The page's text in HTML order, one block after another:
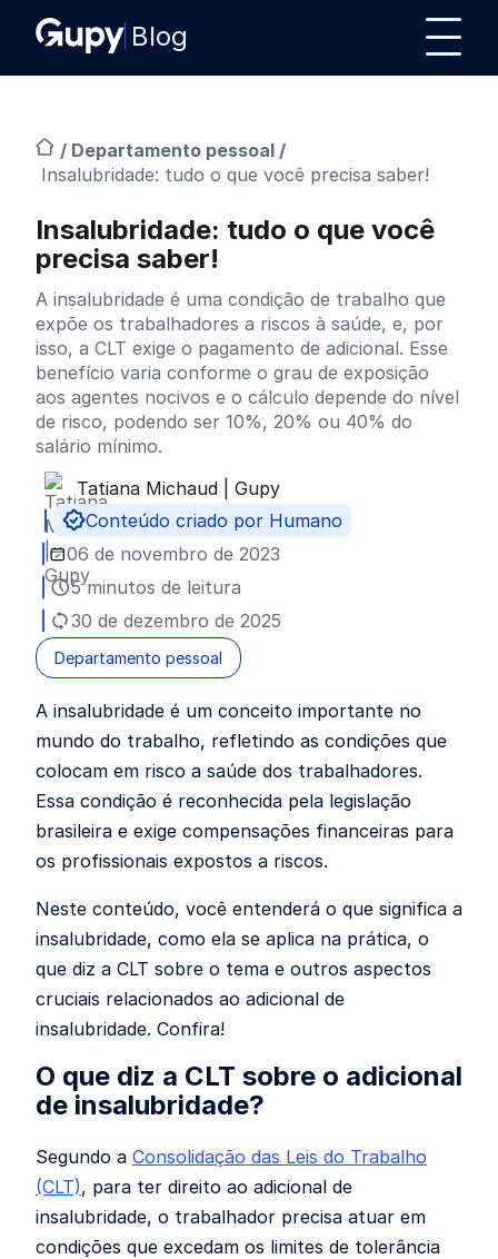
Blog
/ Departamento pessoal /
Insalubridade: tudo o que você precisa saber!
Insalubridade: tudo o que você
precisa saber!
A insalubridade é uma condição de trabalho que
expõe os trabalhadores a riscos à saúde, e, por
isso, a CLT exige o pagamento de adicional. Esse
benefício varia conforme o grau de exposição
aos agentes nocivos e o cálculo depende do nível
de risco, podendo ser 10%, 20% ou 40% do
salário mínimo.
Publicado por
Tatiana Michaud | Gupy
Conteúdo criado por Humano
06 de novembro de 2023
5 minutos de leitura
30 de dezembro de 2025
Departamento pessoal
A insalubridade é um conceito importante no
mundo do trabalho, refletindo as condições que
colocam em risco a saúde dos trabalhadores.
Essa condição é reconhecida pela legislação
brasileira e exige compensações financeiras para
os profissionais expostos a riscos.
Neste conteúdo, você entenderá o que significa a
insalubridade, como ela se aplica na prática, o
que diz a CLT sobre o tema e outros aspectos
cruciais relacionados ao adicional de
insalubridade. Confira!
O que diz a CLT sobre o adicional
de insalubridade?
Segundo a Consolidação das Leis do Trabalho
(CLT), para ter direito ao adicional de
insalubridade, o trabalhador precisa atuar em
condições que excedam os limites de tolerância